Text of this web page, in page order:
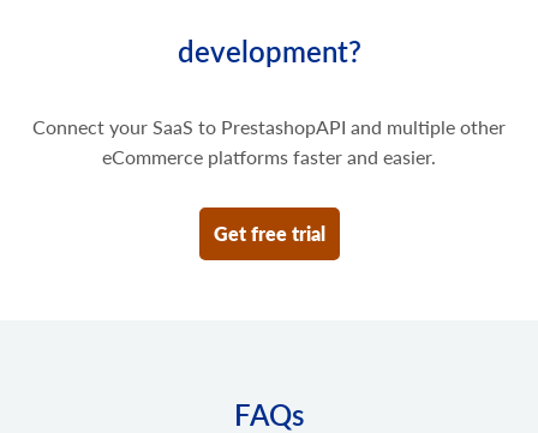
development?
Connect your SaaS to PrestashopAPI and multiple other
eCommerce platforms faster and easier.
Get free trial
FAQs